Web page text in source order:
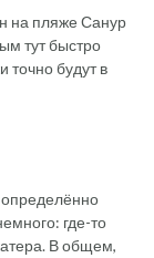
на пляже Санур
тут быстро
точно будут в
определённо
где-то
В общем,